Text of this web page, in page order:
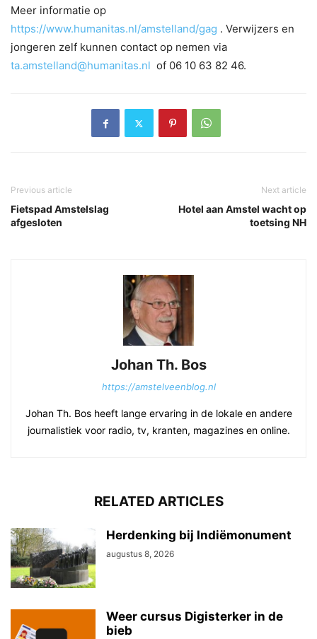
Meer informatie op
https://www.humanitas.nl/amstelland/gag . Verwijzers en
jongeren zelf kunnen contact op nemen via
ta.amstelland@humanitas.nl of 06 10 63 82 46.
Previous article
Fietspad Amstelslag
afgesloten
Next article
Hotel aan Amstel wacht op
toetsing NH
Johan Th. Bos
https://amstelveenblog.nl
Johan Th. Bos heeft lange ervaring in de lokale en andere
journalistiek voor radio, tv, kranten, magazines en online.
RELATED ARTICLES
Herdenking bij Indiëmonument
augustus 8, 2026
Weer cursus Digisterker in de
bieb